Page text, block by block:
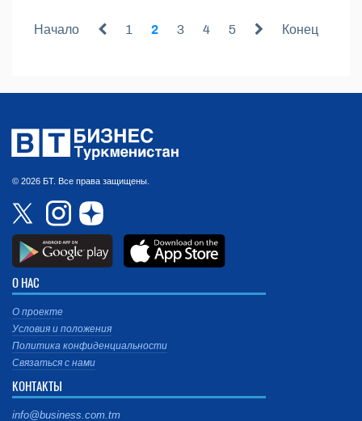
Начало 1 2 3 4 5 Конец
© 2026 БТ. Все права защищены.
О НАС
О проекте
Условия и положения
Политика конфиденциальности
Связаться с нами
КОНТАКТЫ
info@business.com.tm